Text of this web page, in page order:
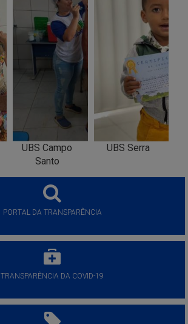
UBS Campo
Santo
UBS Serra
PORTAL DA TRANSPARÊNCIA
TRANSPARÊNCIA DA COVID-19